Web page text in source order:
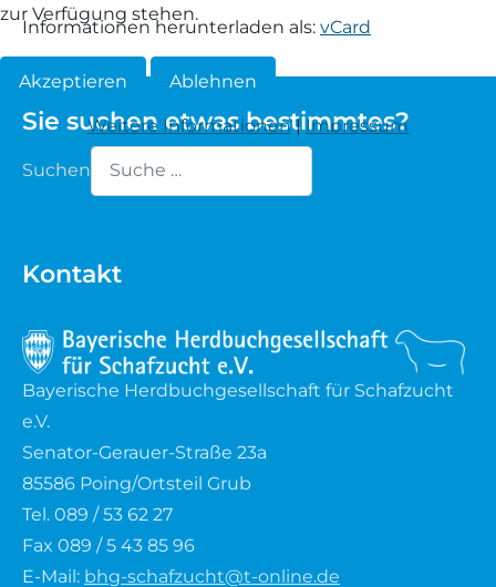
Informationen herunterladen als: vCard
Sie suchen etwas bestimmtes?
Suchen
Kontakt
Bayerische Herdbuchgesellschaft für Schafzucht
e.V.
Senator-Gerauer-Straße 23a
85586 Poing/Ortsteil Grub
Tel. 089 / 53 62 27
Fax 089 / 5 43 85 96
E-Mail: bhg-schafzucht@t-online.de
zur Verfügung stehen.
Akzeptieren Ablehnen
Weitere Informationen|Impressum
South Down
Soayschaf
Waldschaf
Weiße gehörnte Heidschnucke
Herdwick